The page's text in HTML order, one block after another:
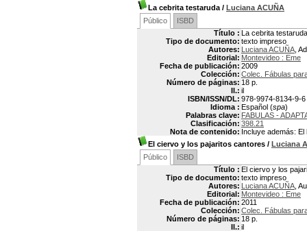
La cebrita testaruda / Luciana ACUÑA
Público
ISBD
Título : La cebrita testaruda
Tipo de documento: texto impreso
Autores: Luciana ACUÑA ,
Editorial: Montevideo : Eme
Fecha de publicación: 2009
Colección: Colec. Fábulas
Número de páginas: 18 p.
Il.: il
ISBN/ISSN/DL: 978-9974-8134-9-6
Idioma : Español (spa)
Palabras clave: FABULAS -
Clasificación: 398.21
Nota de contenido: Incluye además: El
El ciervo y los pajaritos cantores / Luciana
Público
ISBD
Título : El ciervo y los
Tipo de documento: texto impreso
Autores: Luciana ACUÑA ,
Editorial: Montevideo : Eme
Fecha de publicación: 2011
Colección: Colec. Fábulas
Número de páginas: 18 p.
Il.: il